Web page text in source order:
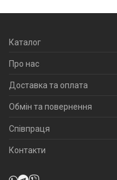
Каталог
Про нас
Доставка та оплата
Обмін та повернення
Співпраця
Контакти